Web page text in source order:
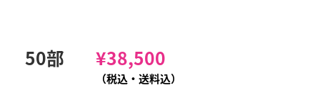
50部 ¥38,500
（税込・送料込）